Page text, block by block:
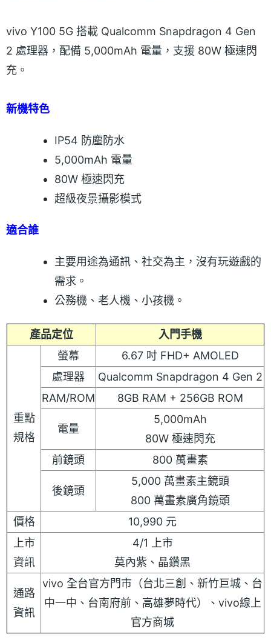
vivo Y100 5G 搭載 Qualcomm Snapdragon 4 Gen
2 處理器，配備 5,000mAh 電量，支援 80W 極速閃
充。
新機特色
IP54 防塵防水
5,000mAh 電量
80W 極速閃充
超級夜景攝影模式
適合誰
主要用途為通訊、社交為主，沒有玩遊戲的
需求。
公務機、老人機、小孩機。
產品定位 入門手機
重點
規格
螢幕
6.67 吋 FHD+ AMOLED
處理器
Qualcomm Snapdragon 4 Gen 2
RAM/ROM
8GB RAM + 256GB ROM
電量
5,000mAh
80W 極速閃充
前鏡頭
800 萬畫素
後鏡頭
5,000 萬畫素主鏡頭
800 萬畫素廣角鏡頭
價格
10,990 元
上市
資訊
4/1 上市
莫內紫、晶鑽黑
通路
資訊
vivo 全台官方門市（台北三創、新竹巨城、台
中一中、台南府前、高雄夢時代）、vivo線上
官方商城